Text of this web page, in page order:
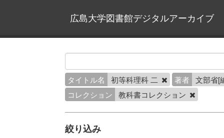
広島大学図書館デジタルアーカイブ
タイトル名 初等科理科 二 著者
文部省[
コレクション
教科書コレクション
絞り込み